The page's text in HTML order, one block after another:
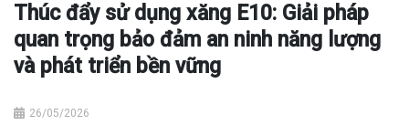
Thúc đẩy sử dụng xăng E10: Giải pháp
quan trọng bảo đảm an ninh năng lượng
và phát triển bền vững
26/05/2026